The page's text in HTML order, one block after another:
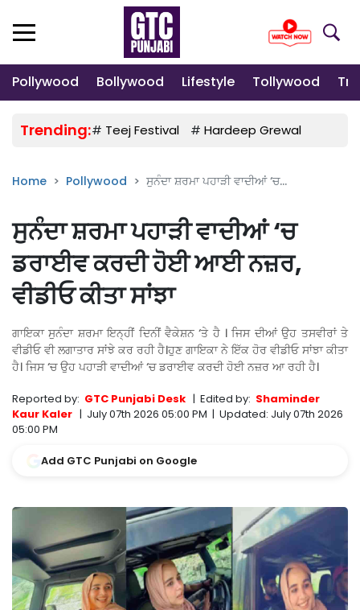
Pollywood Bollywood Lifestyle Tollywood
Trending:# Teej Festival # Hardeep Grewal
Home Pollywood ਸੁਨੰਦਾ ਸ਼ਰਮਾ ਪਹਾੜੀ ਵਾਦੀਆਂ ‘ਚ...
ਸੁਨੰਦਾ ਸ਼ਰਮਾ ਪਹਾੜੀ ਵਾਦੀਆਂ ‘ਚ
ਡਰਾਈਵ ਕਰਦੀ ਹੋਈ ਆਈ ਨਜ਼ਰ,
ਵੀਡੀਓ ਕੀਤਾ ਸਾਂਝਾ
ਗਾਇਕਾ ਸੁਨੰਦਾ ਸ਼ਰਮਾ ਇਨ੍ਹੀਂ ਦਿਨੀਂ ਵੈਕੇਸ਼ਨ ‘ਤੇ ਹੈ । ਜਿਸ ਦੀਆਂ ਉਹ ਤਸਵੀਰਾਂ ਤੇ
ਵੀਡੀਓ ਵੀ ਲਗਾਤਾਰ ਸਾਂਝੇ ਕਰ ਰਹੀ ਹੈ।ਹੁਣ ਗਾਇਕਾ ਨੇ ਇੱਕ ਹੋਰ ਵੀਡੀਓ ਸਾਂਝਾ ਕੀਤਾ
ਹੈ। ਜਿਸ ‘ਚ ਉਹ ਪਹਾੜੀ ਵਾਦੀਆਂ ‘ਚ ਡਰਾਈਵ ਕਰਦੀ ਹੋਈ ਨਜ਼ਰ ਆ ਰਹੀ ਹੈ।
Reported by: GTC Punjabi Desk | Edited by: Shaminder
Kaur Kaler | July 07th 2026 05:00 PM | Updated: July 07th 2026
05:00 PM
Add GTC Punjabi on Google